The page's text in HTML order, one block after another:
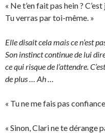
« Ne t’en fait pas hein ?
Tu verras par toi-même. »
Elle disait cela mais ce n’est
Son instinct continue de lui
ce qui risque de l’attendre.
de plus … Ah …
« Tu ne me fais pas
« Sinon, Clari ne te dérange